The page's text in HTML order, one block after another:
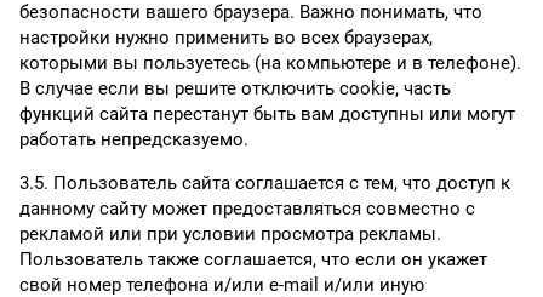
безопасности вашего браузера. Важно понимать, что
настройки нужно применить во всех браузерах,
которыми вы пользуетесь (на компьютере и в телефоне).
В случае если вы решите отключить cookiе, часть
функций сайта перестанут быть вам доступны или могут
работать непредсказуемо.
3.5. Пользователь сайта соглашается с тем, что доступ к
данному сайту может предоставляться совместно с
рекламой или при условии просмотра рекламы.
Пользователь также соглашается, что если он укажет
свой номер телефона и/или e-mail и/или иную